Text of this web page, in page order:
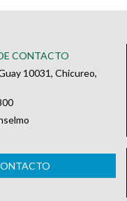
CONTACTO
10031, Chicureo,